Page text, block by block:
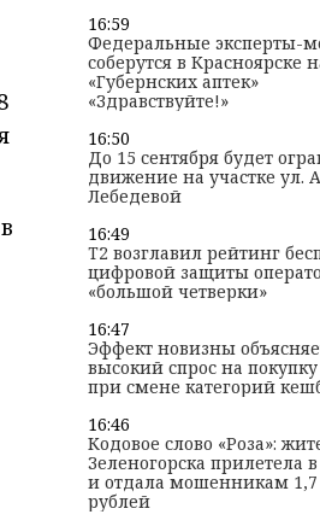
16:59
Федеральные эксперты-
соберутся в Красноярске
«Губернских аптек»
«Здравствуйте!»
16:50
До 15 сентября будет
движение на участке ул.
Лебедевой
16:49
T2 возглавил рейтинг
цифровой защиты
«большой четверки»
16:47
Эффект новизны
высокий спрос на покупку
при смене категорий
16:46
Кодовое слово «Роза»:
Зеленогорска прилетела
и отдала мошенникам
рублей